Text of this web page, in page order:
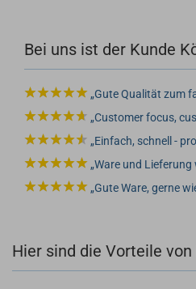
Bei uns ist der Kunde
Gute Qualität zum
Customer focus,
Einfach, schnell -
Ware und
Gute Ware, gerne
Hier sind die Vorteile